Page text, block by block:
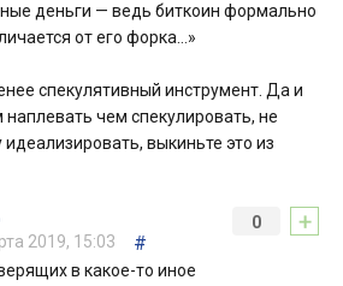
деньги — ведь биткоин формально
от его форка…»
спекулятивный инструмент. Да и
наплевать чем спекулировать, не
идеализировать, выкиньте это из
+
0
2019, 15:03
#
в какое-то иное